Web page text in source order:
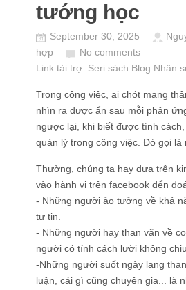
tướng học
September 30, 2025
hợp
No comments
Link tài trợ: Seri sách Blog Nhân
Trong công việc, ai chót mang
nhìn ra được ẩn sau mỗi phản
ngược lại, khi biết được tính
quản lý trong công việc. Đó gọi
Thường, chúng ta hay dựa trên
vào hành vi trên facebook đển
- Những người ảo tưởng về khả
tự tin.
- Những người hay than vãn về
người có tính cách lười không
-Những người suốt ngày lang
luận, cái gì cũng chuyên gia... là